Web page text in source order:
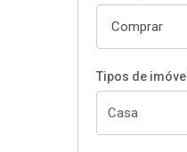
Tipos de imóvel